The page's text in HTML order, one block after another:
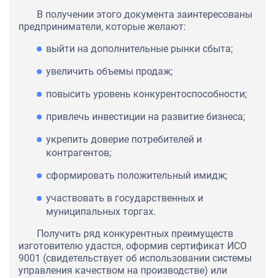
В получении этого документа заинтересованы
предприниматели, которые желают:
выйти на дополнительные рынки сбыта;
увеличить объемы продаж;
повысить уровень конкурентоспособности;
привлечь инвестиции на развитие бизнеса;
укрепить доверие потребителей и
контрагентов;
сформировать положительный имидж;
участвовать в государственных и
муниципальных торгах.
Получить ряд конкурентных преимуществ
изготовителю удастся, оформив сертификат ИСО
9001 (свидетельствует об использовании системы
управления качеством на производстве) или